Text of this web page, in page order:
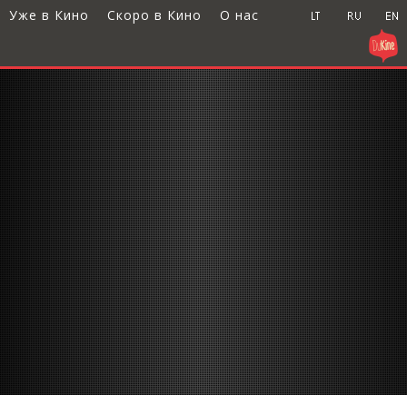
Уже в Кино Скоро в Кино О нас